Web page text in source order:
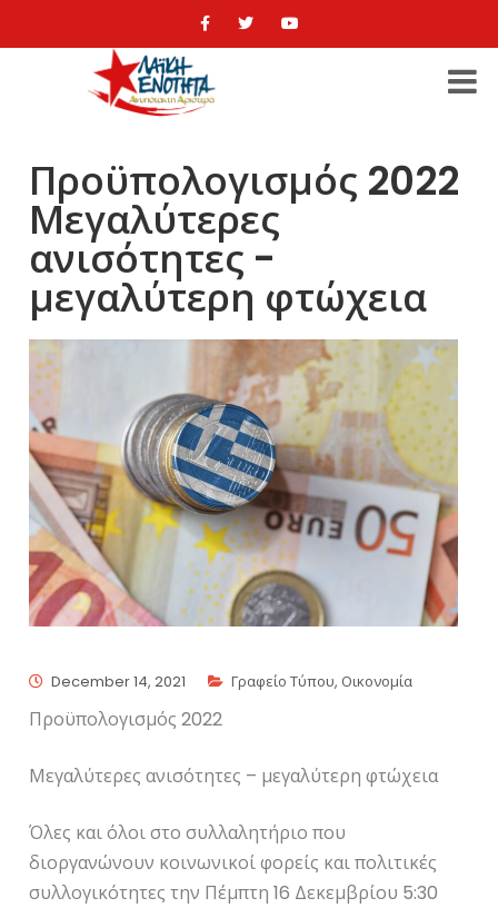
Προϋπολογισμός 2022
Μεγαλύτερες
ανισότητες -
μεγαλύτερη φτώχεια
December 14, 2021 Γραφείο Τύπου, Οικονομία
Προϋπολογισμός 2022
Μεγαλύτερες ανισότητες – μεγαλύτερη φτώχεια
Όλες και όλοι στο συλλαλητήριο που
διοργανώνουν κοινωνικοί φορείς και πολιτικές
συλλογικότητες την Πέμπτη 16 Δεκεμβρίου 5:30